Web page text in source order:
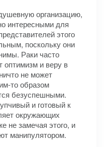
организацию,
интересными для
этого
поскольку они
Раки часто
оптимизм и веру в
не может
то образом
безуспешными.
и готовый к
окружающих
не замечая этого, и
манипулятором.